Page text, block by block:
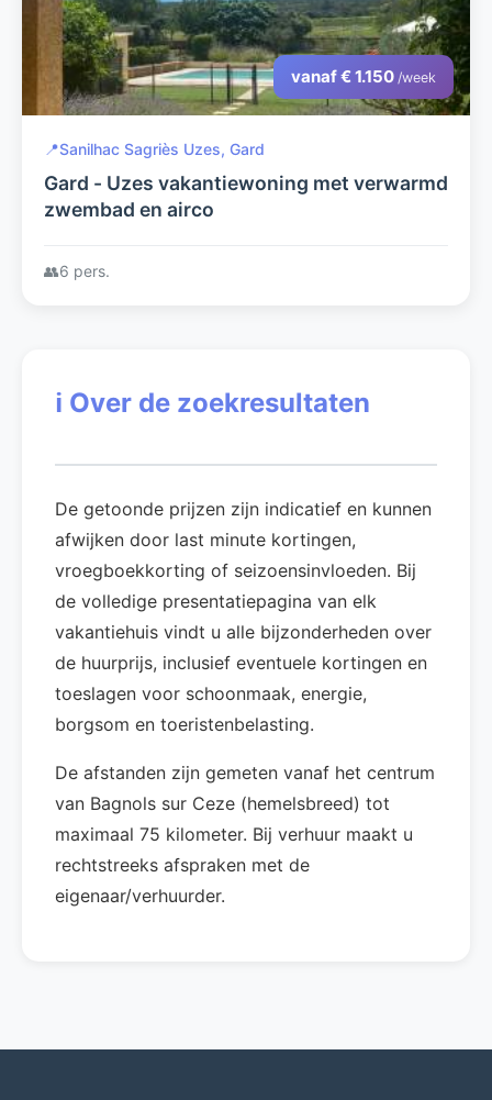
vanaf € 1.150 /week
📍Sanilhac Sagriès Uzes, Gard
Gard - Uzes vakantiewoning met verwarmd
zwembad en airco
👥6 pers.
ℹ️ Over de zoekresultaten
De getoonde prijzen zijn indicatief en kunnen
afwijken door last minute kortingen,
vroegboekkorting of seizoensinvloeden. Bij
de volledige presentatiepagina van elk
vakantiehuis vindt u alle bijzonderheden over
de huurprijs, inclusief eventuele kortingen en
toeslagen voor schoonmaak, energie,
borgsom en toeristenbelasting.
De afstanden zijn gemeten vanaf het centrum
van Bagnols sur Ceze (hemelsbreed) tot
maximaal 75 kilometer. Bij verhuur maakt u
rechtstreeks afspraken met de
eigenaar/verhuurder.